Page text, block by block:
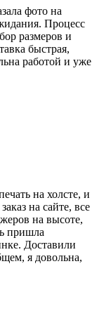
фото на
Процесс
размеров и
быстрая,
работой и уже
на холсте, и
на сайте, все
на высоте,
пришла
Доставили
я довольна,